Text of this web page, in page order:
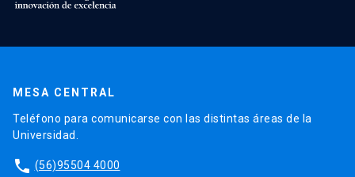
MESA CENTRAL
Teléfono para comunicarse con las distintas áreas de la
Universidad.
phone (56)95504 4000